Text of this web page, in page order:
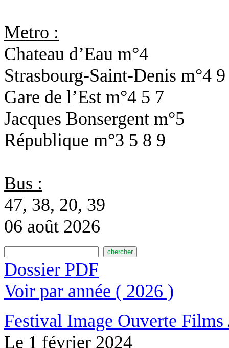
Metro :
Chateau d’Eau m°4
Strasbourg-Saint-Denis m°4
Gare de l’Est m°4 5 7
Jacques Bonsergent m°5
République m°3 5 8 9
Bus :
47, 38, 20, 39
06 août 2026
Dossier PDF
Voir par année ( 2026 )
Festival Image Ouverte Films
Le 1 février 2024